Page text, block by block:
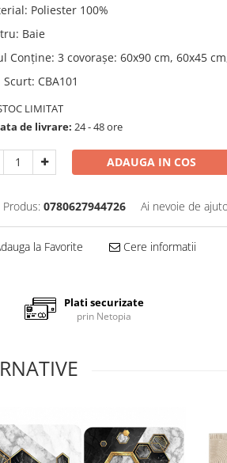
: Poliester 100%
: Baie
Conține: 3 covorașe: 60x90 cm, 60x45
Scurt: CBA101
LIMITAT
de livrare: 24 - 48 ore
ADAUGA IN COS
Produs: 0780627944726 Ai nevoie de
la Favorite Cere informatii
Plati securizate
prin Netopia